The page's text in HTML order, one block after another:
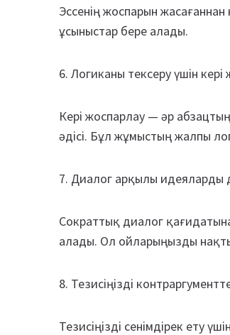
Эссенің жоспарын
ұсыныстар бере алады.
6. Логиканы тексеру үшін
Кері жоспарлау — әр
әдісі. Бұл жұмыстың жалпы
7. Диалог арқылы идеяларды
Сократтық диалог
алады. Ол ойларыңызды
8. Тезисіңізді
Тезисіңізді сенімдірек ету